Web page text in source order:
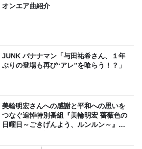
オンエア曲紹介
JUNK バナナマン「与田祐希さん、１年
ぶりの登場も再び“アレ”を喰らう！？」
美輪明宏さんへの感謝と平和への思いを
つなぐ追悼特別番組『美輪明宏 薔薇色の
日曜日～ごきげんよう、ルンルン～』